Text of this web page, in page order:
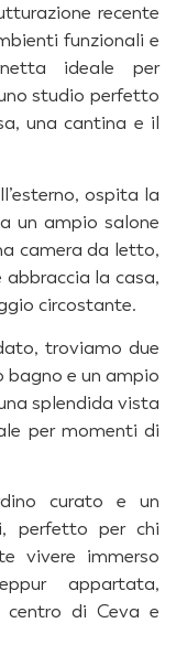
recente
funzionali e
ideale per
studio perfetto
una cantina e il
ospita la
un ampio salone
camera da letto,
abbraccia la casa,
circostante.
troviamo due
bagno e un ampio
splendida vista
per momenti di
curato e un
perfetto per chi
vivere immerso
appartata,
centro di Ceva e